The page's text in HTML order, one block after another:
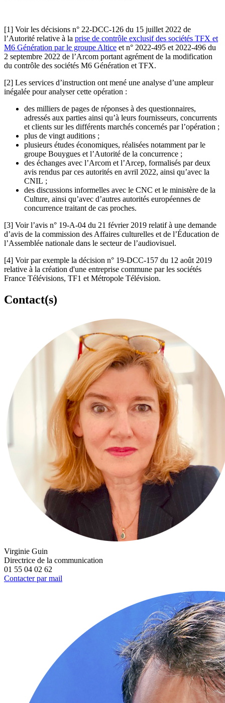
[1] Voir les décisions n° 22-DCC-126 du 15 juillet 2022 de
l’Autorité relative à la prise de contrôle exclusif des sociétés TFX et
M6 Génération par le groupe Altice et n° 2022-495 et 2022-496 du
2 septembre 2022 de l’Arcom portant agrément de la modification
du contrôle des sociétés M6 Génération et TFX.
[2] Les services d’instruction ont mené une analyse d’une ampleur
inégalée pour analyser cette opération :
des milliers de pages de réponses à des questionnaires,
adressés aux parties ainsi qu’à leurs fournisseurs, concurrents
et clients sur les différents marchés concernés par l’opération ;
plus de vingt auditions ;
plusieurs études économiques, réalisées notamment par le
groupe Bouygues et l’Autorité de la concurrence ;
des échanges avec l’Arcom et l’Arcep, formalisés par deux
avis rendus par ces autorités en avril 2022, ainsi qu’avec la
CNIL ;
des discussions informelles avec le CNC et le ministère de la
Culture, ainsi qu’avec d’autres autorités européennes de
concurrence traitant de cas proches.
[3] Voir l’avis n° 19-A-04 du 21 février 2019 relatif à une demande
d’avis de la commission des Affaires culturelles et de l’Éducation de
l’Assemblée nationale dans le secteur de l’audiovisuel.
[4] Voir par exemple la décision n° 19-DCC-157 du 12 août 2019
relative à la création d'une entreprise commune par les sociétés
France Télévisions, TF1 et Métropole Télévision.
Contact(s)
Virginie Guin
Directrice de la communication
01 55 04 02 62
Contacter par mail